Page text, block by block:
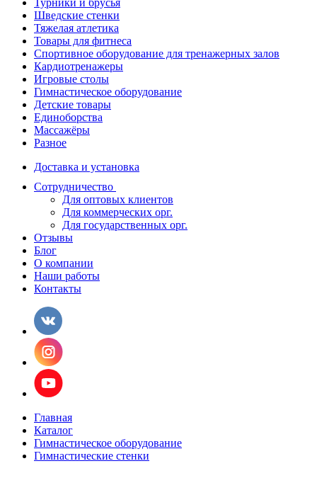
Турники и брусья
Шведские стенки
Тяжелая атлетика
Товары для фитнеса
Спортивное оборудование для тренажерных залов
Кардиотренажеры
Игровые столы
Гимнастическое оборудование
Детские товары
Единоборства
Массажёры
Разное
Доставка и установка
Сотрудничество
Для оптовых клиентов
Для коммерческих орг.
Для государственных орг.
Отзывы
Блог
О компании
Наши работы
Контакты
Главная
Каталог
Гимнастическое оборудование
Гимнастические стенки